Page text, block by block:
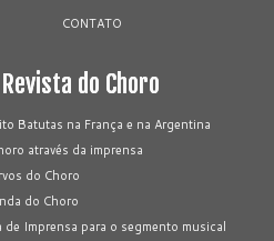
CONTATO
do Choro
Batutas na França e na Argentina
através da imprensa
do Choro
do Choro
Imprensa para o segmento musical